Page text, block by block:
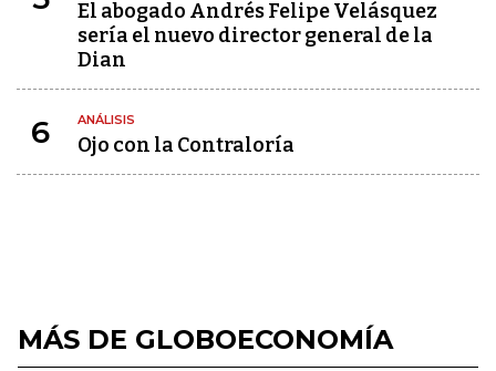
El abogado Andrés Felipe Velásquez
sería el nuevo director general de la
Dian
6 ANÁLISIS
Ojo con la Contraloría
MÁS DE GLOBOECONOMÍA